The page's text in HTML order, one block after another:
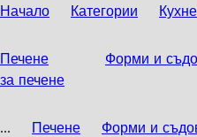
Начало Категории
Печене Форми и
за печене
... Печене Форми и